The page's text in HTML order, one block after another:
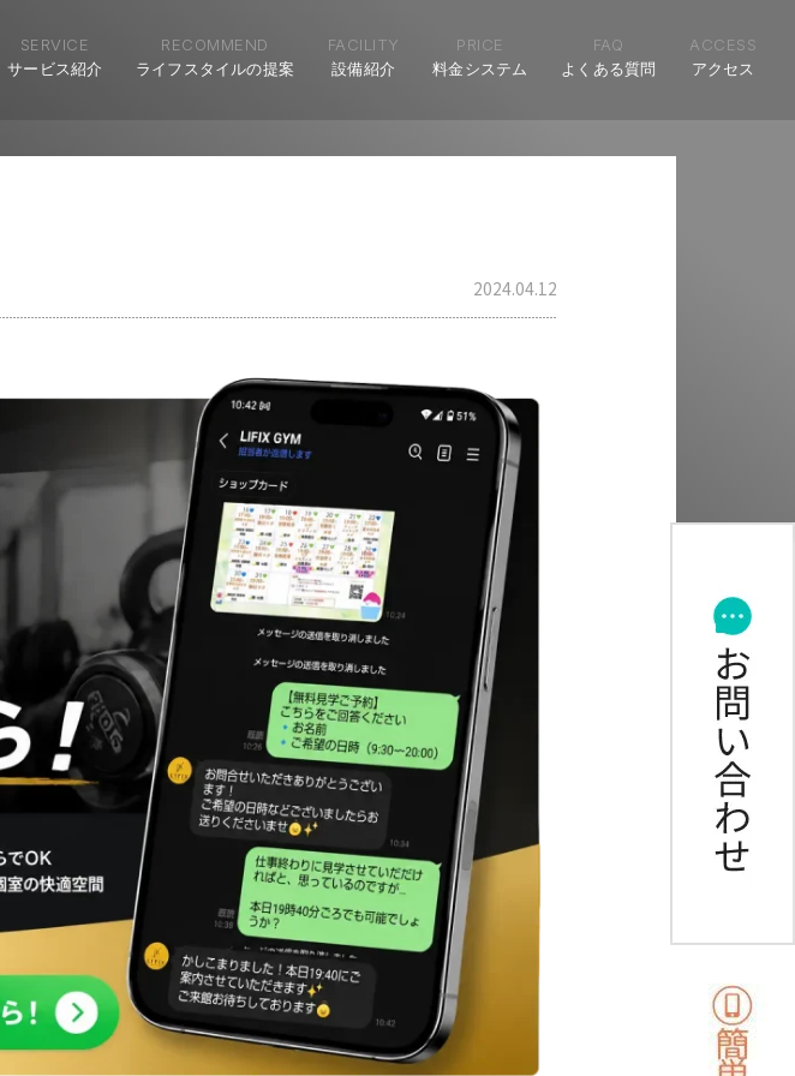
SERVICE
サービス紹介
RECOMMEND
ライフスタイルの提案
FACILITY
設備紹介
PRICE
料金システム
FAQ
よくある質問
ACCESS
アクセス
2024.04.12